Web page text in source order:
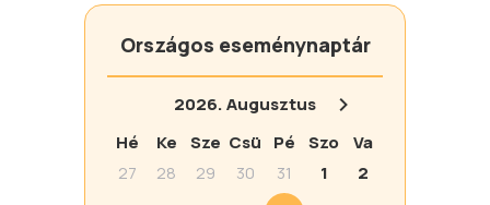
Országos eseménynaptár
2026.Augusztus
Hé
Ke Sze Csü Pé Szo
Va
27
28 29 30 31 1
2